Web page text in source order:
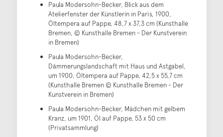
Paula Modersohn-Becker, Blick aus dem
Atelierfenster der Künstlerin in Paris, 1900,
Öltempera auf Pappe, 48,7 x 37,3 cm (Kunsthalle
Bremen, © Kunsthalle Bremen - Der Kunstverein
in Bremen)
Paula Modersohn-Becker,
Dämmerungslandschaft mit Haus und Astgabel,
um 1900, Öltempera auf Pappe, 42,5 x 55,7 cm
(Kunsthalle Bremen © Kunsthalle Bremen - Der
Kunstverein in Bremen)
Paula Modersohn-Becker, Mädchen mit gelbem
Kranz, um 1901, Öl auf Pappe, 53 x 50 cm
(Privatsammlung)